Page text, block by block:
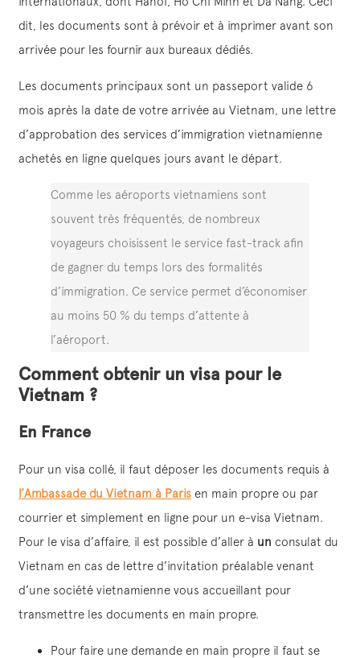
dit, les documents sont à prévoir et à imprimer avant son
arrivée pour les fournir aux bureaux dédiés.
Les documents principaux sont un passeport valide 6
mois après la date de votre arrivée au Vietnam, une lettre
d’approbation des services d’immigration vietnamienne
achetés en ligne quelques jours avant le départ.
Comme les aéroports vietnamiens sont
souvent très fréquentés, de nombreux
voyageurs choisissent le service fast-track afin
de gagner du temps lors des formalités
d’immigration. Ce service permet d’économiser
au moins 50 % du temps d’attente à
l’aéroport.
Comment obtenir un visa pour le
Vietnam ?
En France
Pour un visa collé, il faut déposer les documents requis à
l’Ambassade du Vietnam à Paris en main propre ou par
courrier et simplement en ligne pour un e-visa Vietnam.
Pour le visa d’affaire, il est possible d’aller à un consulat du
Vietnam en cas de lettre d’invitation préalable venant
d’une société vietnamienne vous accueillant pour
transmettre les documents en main propre.
Pour faire une demande en main propre il faut se